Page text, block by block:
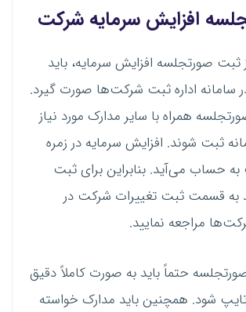
افزایش سرمایه شرکت
ثبت صورتجلسه افزایش سرمایه، باید
سامانه اداره ثبت شرکت‌ها صورت گیرد.
همراه با سایر مدارک مورد نیاز
ثبت شوند. افزایش سرمایه در زمره
حساب می‌آید. بنابراین برای ثبت
به قسمت ثبت تغییرات شرکت در
مراجعه نمایید.
حتماً باید به صورت کاملاً دقیق
شود. همچنین باید مدارک خواسته